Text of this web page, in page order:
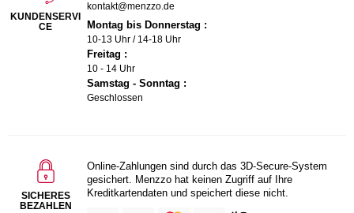
KUNDENSERVI
CE
kontakt@menzzo.de
Montag bis Donnerstag :
10-13 Uhr / 14-18 Uhr
Freitag :
10 - 14 Uhr
Samstag - Sonntag :
Geschlossen
SICHERES
BEZAHLEN
Online-Zahlungen sind durch das 3D-Secure-System
gesichert. Menzzo hat keinen Zugriff auf Ihre
Kreditkartendaten und speichert diese nicht.